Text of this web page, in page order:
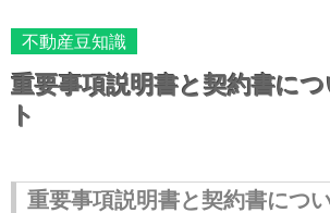
不動産豆知識
重要事項説明書と契約書に
ト
重要事項説明書と契約書につ